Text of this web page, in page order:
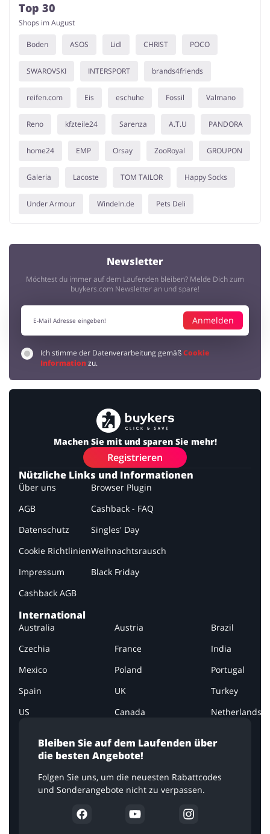
Top 30
Shops im August
Boden ASOS Lidl CHRIST POCO
SWAROVSKI INTERSPORT brands4friends
reifen.com Eis eschuhe Fossil Valmano
Reno kfzteile24 Sarenza A.T.U PANDORA
home24 EMP Orsay ZooRoyal GROUPON
Galeria Lacoste TOM TAILOR Happy Socks
Under Armour Windeln.de Pets Deli
Newsletter
Möchtest du immer auf dem Laufenden bleiben? Melde Dich zum
buykers.com Newsletter an und spare!
Anmelden
Ich stimme der Datenverarbeitung gemäßCookie
Informationzu.
Machen Sie mit und sparen Sie mehr!
Registrieren
Bleiben Sie auf dem Laufenden über
die besten Angebote!
Folgen Sie uns, um die neuesten Rabattcodes
und Sonderangebote nicht zu verpassen.
Nützliche Links und Informationen
Über uns
AGB
Datenschutz
Cookie Richtlinien
Impressum
Cashback AGB
Browser Plugin
Cashback - FAQ
Singles' Day
Weihnachtsrausch
Black Friday
International
Australia Austria
Brazil
Czechia
France
India
Mexico
Poland
Portugal
Spain
UK
Turkey
US
Canada Netherlands